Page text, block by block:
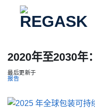
2020年至2030年
最后更新于
报告